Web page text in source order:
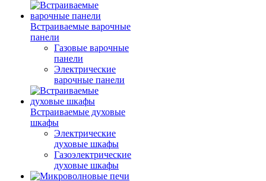
Встраиваемые варочные
панели
Газовые варочные
панели
Электрические
варочные панели
Встраиваемые духовые
шкафы
Электрические
духовые шкафы
Газоэлектрические
духовые шкафы